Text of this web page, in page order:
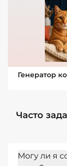
Генератор
Часто
Могу ли я